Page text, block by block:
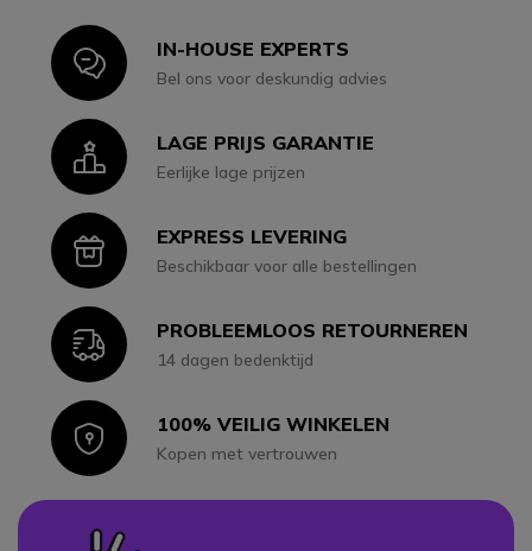
IconIN-HOUSE EXPERTS
Bel ons voor deskundig advies
IconLAGE PRIJS GARANTIE
Eerlijke lage prijzen
IconEXPRESS LEVERING
Beschikbaar voor alle bestellingen
IconPROBLEEMLOOS RETOURNEREN
14 dagen bedenktijd
Icon100% VEILIG WINKELEN
Kopen met vertrouwen